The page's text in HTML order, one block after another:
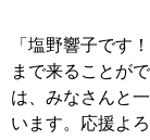
「塩野響子です
まで来ることが
は、みなさんと
います。応援よ